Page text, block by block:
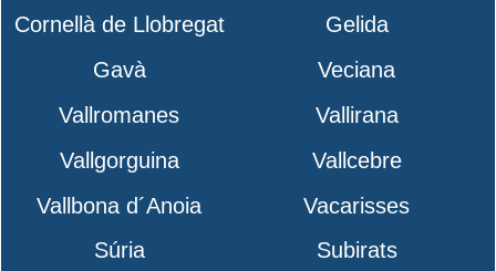
Cornellà de Llobregat
Gelida
Gavà
Veciana
Vallromanes
Vallirana
Vallgorguina
Vallcebre
Vallbona d´Anoia
Vacarisses
Súria
Subirats